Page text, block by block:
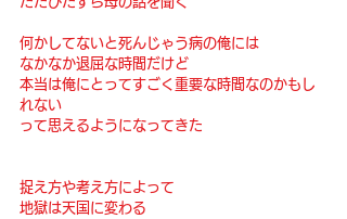
何かしてないと死んじゃう病の俺には
なかなか退屈な時間だけど
本当は俺にとってすごく重要な時間なのかもし
れない
って思えるようになってきた
捉え方や考え方によって
地獄は天国に変わる